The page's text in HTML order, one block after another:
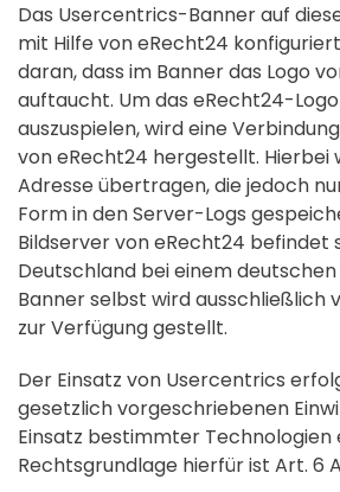
Das Usercentrics-Banner auf
mit Hilfe von eRecht24
daran, dass im Banner das Logo
auftaucht. Um das eRecht24-
auszuspielen, wird eine
von eRecht24 hergestellt. Hierbei
Adresse übertragen, die jedoch
Form in den Server-Logs
Bildserver von eRecht24 befindet
Deutschland bei einem
Banner selbst wird ausschließlich
zur Verfügung gestellt.
Der Einsatz von Usercentrics
gesetzlich vorgeschriebenen
Einsatz bestimmter Technologien
Rechtsgrundlage hierfür ist Art. 6